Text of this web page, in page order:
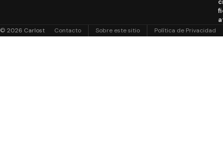
© 2026 Carlost Contacto Sobre este sitio Política de Privacidad